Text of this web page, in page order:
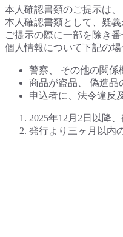
本人確認書類のご提示は
本人確認書類として、疑
ご提示の際に一部を除き
個人情報について下記の
警察、 その他の関係
商品が盗品、 偽造品
申込者に、法令違反
2025年12月2日以降
発行より三ヶ月以内